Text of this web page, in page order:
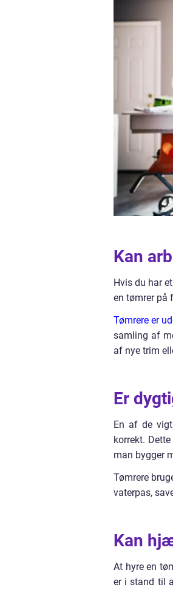
Kan
Hvis du har
en tømrer på
Tømrere er
samling af
af nye trim
Er
En af de
korrekt.
man bygger
Tømrere
vaterpas,
Kan
At hyre en
er i stand til